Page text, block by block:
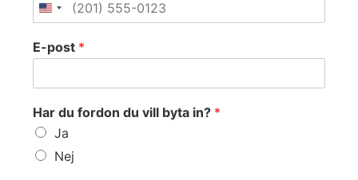
a
-
o
t
E
-
p
E-post *
Har du fordon du vill byta in? *
Ja
Nej